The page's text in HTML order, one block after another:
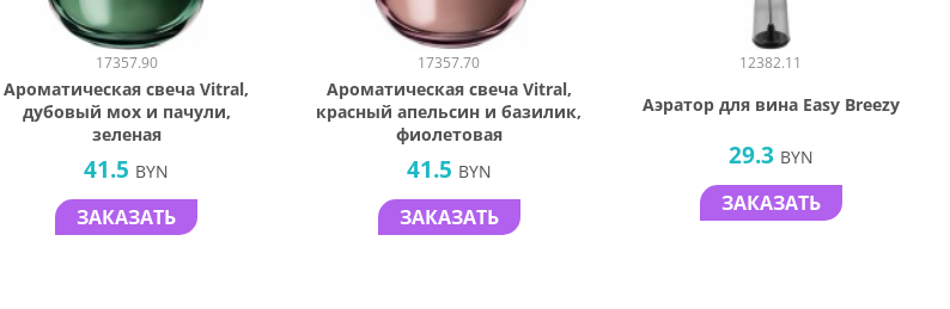
17357.90
Ароматическая свеча Vitral,
дубовый мох и пачули,
зеленая
41.5 BYN
ЗАКАЗАТЬ
17357.70
Ароматическая свеча Vitral,
красный апельсин и базилик,
фиолетовая
41.5 BYN
ЗАКАЗАТЬ
12382.11
Аэратор для вина Easy Breezy
29.3 BYN
ЗАКАЗАТЬ